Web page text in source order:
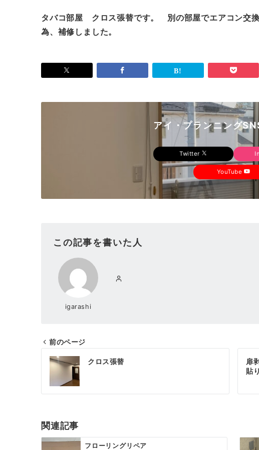
タバコ部屋 クロス張替です。 別の部屋でエアコン交
為、補修しました。
アイ・プランニング
Twitter
YouTube
この記事を書いた人
igarashi
投
稿
ナ
ゲ
ー
前のページ
クロス張替
扉
貼り
関連記事
フローリングリペア